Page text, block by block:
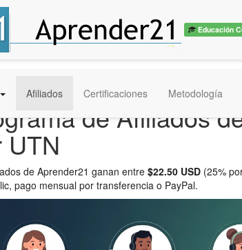
Educación
Afiliados Certificaciones Metodología
de Afiliados
UTN
de Aprender21 ganan entre $22.50 USD (25%
pago mensual por transferencia o PayPal.